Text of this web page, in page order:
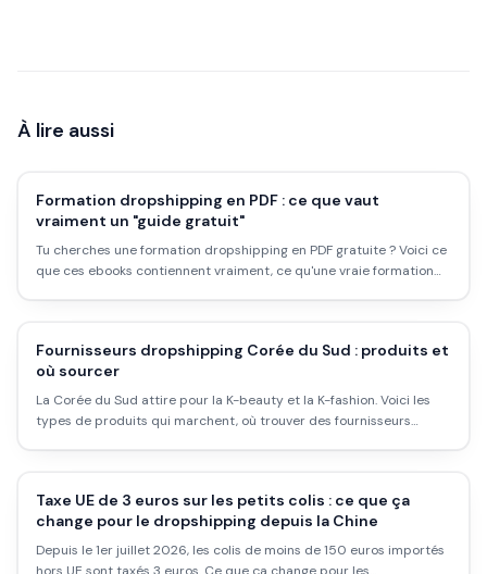
À lire aussi
Formation dropshipping en PDF : ce que vaut
vraiment un "guide gratuit"
Tu cherches une formation dropshipping en PDF gratuite ? Voici ce
que ces ebooks contiennent vraiment, ce qu'une vraie formation
Fournisseurs dropshipping Corée du Sud : produits et
où sourcer
La Corée du Sud attire pour la K-beauty et la K-fashion. Voici les
types de produits qui marchent, où trouver des fournisseurs
Taxe UE de 3 euros sur les petits colis : ce que ça
change pour le dropshipping depuis la Chine
Depuis le 1er juillet 2026, les colis de moins de 150 euros importés